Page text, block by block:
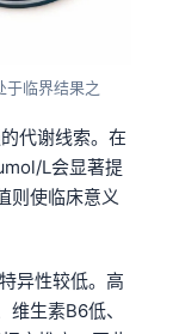
于临界结果之
代谢线索。在
L会显著提
则使临床意义
异性较低。高
生素B6低、